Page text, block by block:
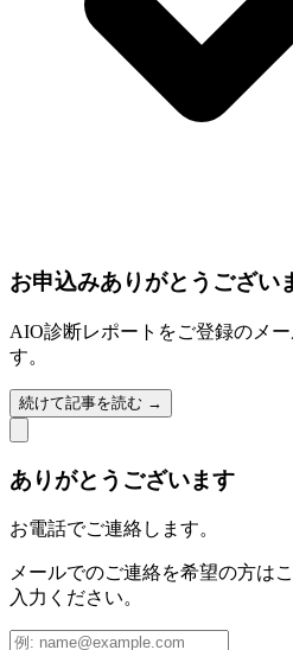
お申込みありがとうござい
AIO診断レポートをご登録のメ
す。
続けて記事を読む →
ありがとうございます
お電話でご連絡します。
メールでのご連絡を希望の方は
入力ください。